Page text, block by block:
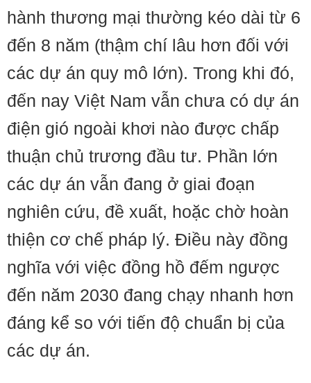
hành thương mại thường kéo dài từ 6
đến 8 năm (thậm chí lâu hơn đối với
các dự án quy mô lớn). Trong khi đó,
đến nay Việt Nam vẫn chưa có dự án
điện gió ngoài khơi nào được chấp
thuận chủ trương đầu tư. Phần lớn
các dự án vẫn đang ở giai đoạn
nghiên cứu, đề xuất, hoặc chờ hoàn
thiện cơ chế pháp lý. Điều này đồng
nghĩa với việc đồng hồ đếm ngược
đến năm 2030 đang chạy nhanh hơn
đáng kể so với tiến độ chuẩn bị của
các dự án.